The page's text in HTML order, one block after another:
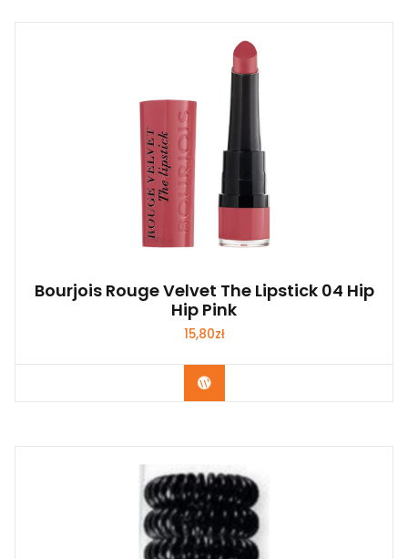
Bourjois Rouge Velvet The Lipstick 04 Hip
Hip Pink
15,80zł
Zobacz